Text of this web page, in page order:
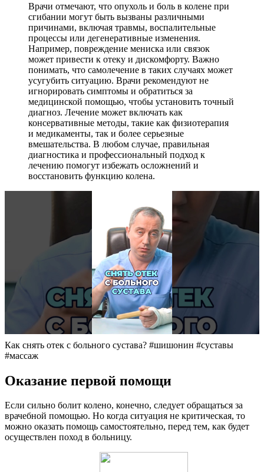
Врачи отмечают, что опухоль и боль в колене при
сгибании могут быть вызваны различными
причинами, включая травмы, воспалительные
процессы или дегенеративные изменения.
Например, повреждение мениска или связок
может привести к отеку и дискомфорту. Важно
понимать, что самолечение в таких случаях может
усугубить ситуацию. Врачи рекомендуют не
игнорировать симптомы и обратиться за
медицинской помощью, чтобы установить точный
диагноз. Лечение может включать как
консервативные методы, такие как физиотерапия
и медикаменты, так и более серьезные
вмешательства. В любом случае, правильная
диагностика и профессиональный подход к
лечению помогут избежать осложнений и
восстановить функцию колена.
Как снять отек с больного сустава? #шишонин #суставы
#массаж
Оказание первой помощи
Если сильно болит колено, конечно, следует обращаться за
врачебной помощью. Но когда ситуация не критическая, то
можно оказать помощь самостоятельно, перед тем, как будет
осуществлен поход в больницу.